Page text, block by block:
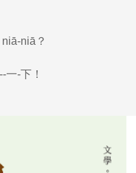
niā？
-下！